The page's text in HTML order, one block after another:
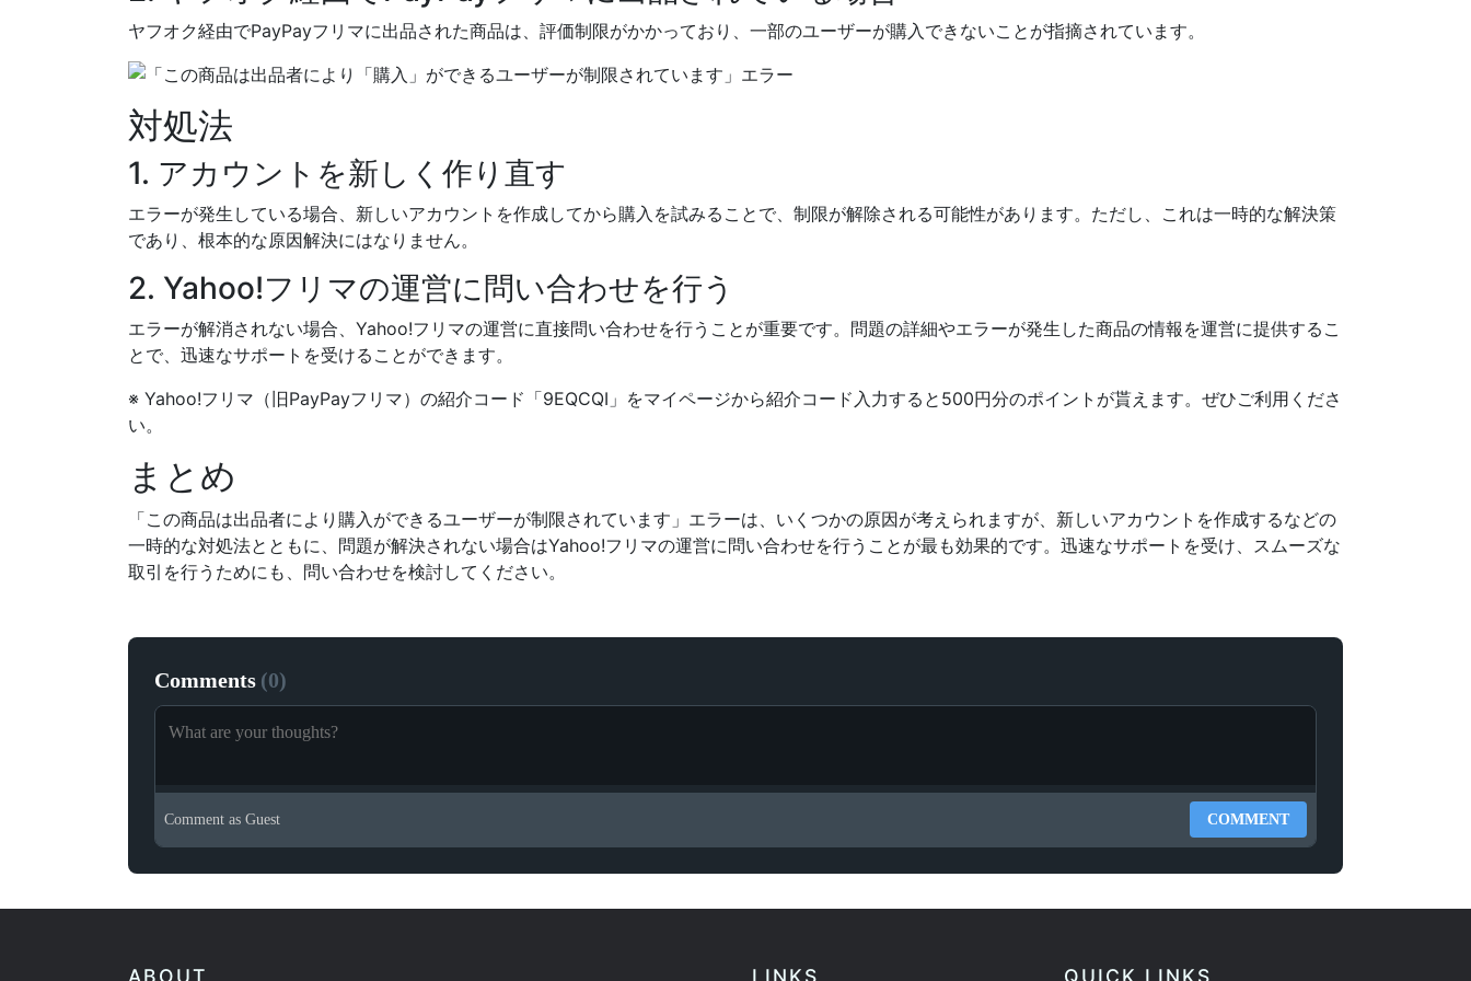
ヤフオク経由でPayPayフリマに出品された商品は、評価制限がかかっており、一部のユーザーが購入できないことが指摘されています。
対処法
1. アカウントを新しく作り直す
エラーが発生している場合、新しいアカウントを作成してから購入を試みることで、制限が解除される可能性があります。ただし、これは一時的な解決策
であり、根本的な原因解決にはなりません。
2. Yahoo!フリマの運営に問い合わせを行う
エラーが解消されない場合、Yahoo!フリマの運営に直接問い合わせを行うことが重要です。問題の詳細やエラーが発生した商品の情報を運営に提供するこ
とで、迅速なサポートを受けることができます。
※ Yahoo!フリマ（旧PayPayフリマ）の紹介コード「9EQCQI」をマイページから紹介コード入力すると500円分のポイントが貰えます。ぜひご利用くださ
い。
まとめ
「この商品は出品者により購入ができるユーザーが制限されています」エラーは、いくつかの原因が考えられますが、新しいアカウントを作成するなどの
一時的な対処法とともに、問題が解決されない場合はYahoo!フリマの運営に問い合わせを行うことが最も効果的です。迅速なサポートを受け、スムーズな
取引を行うためにも、問い合わせを検討してください。
Comments (0)
Comment as Guest COMMENT